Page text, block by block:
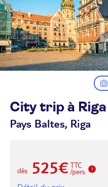
City trip à Riga
Pays Baltes, Riga
dès 525€ TTC
/pers.